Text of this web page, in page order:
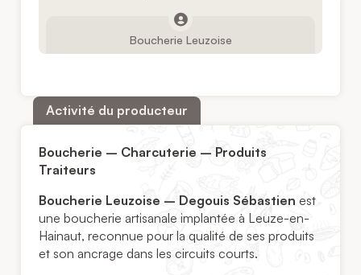
Boucherie Leuzoise
Activité du producteur
Boucherie – Charcuterie – Produits
Traiteurs
Boucherie Leuzoise – Degouis Sébastien est
une boucherie artisanale implantée à Leuze-en-
Hainaut, reconnue pour la qualité de ses produits
et son ancrage dans les circuits courts.